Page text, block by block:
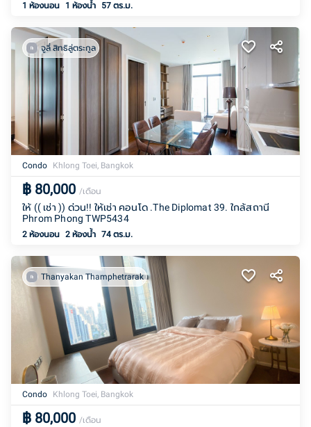
1 ห้องนอน 1 ห้องน้ำ 57 ตร.ม.
จูลี่ สิทธิลู่ตระกูล
Condo Khlong Toei, Bangkok
฿ 80,000 /เดือน
ให้ (( เช่า )) ด่วน!! ให้เช่า คอนโด .The Diplomat 39. ใกล้สถานี
Phrom Phong TWP5434
2 ห้องนอน 2 ห้องน้ำ 74 ตร.ม.
Thanyakan Thamphetrarak
Condo Khlong Toei, Bangkok
฿ 80,000 /เดือน